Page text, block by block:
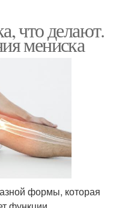
что делают.
мениска
формы, которая